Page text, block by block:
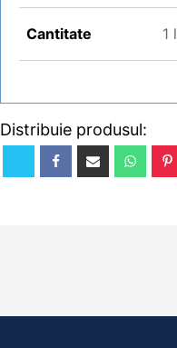
Cantitate 1 l
Distribuie produsul: